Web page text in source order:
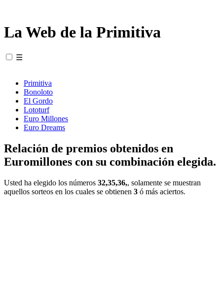
La Web de la Primitiva
☰
Primitiva
Bonoloto
El Gordo
Lototurf
Euro Millones
Euro Dreams
Relación de premios obtenidos en
Euromillones con su combinación elegida.
Usted ha elegido los números 32,35,36,, solamente se muestran
aquellos sorteos en los cuales se obtienen 3 ó más aciertos.